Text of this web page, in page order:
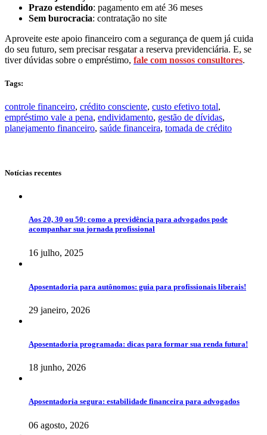
Prazo estendido: pagamento em até 36 meses
Sem burocracia: contratação no site
Aproveite este apoio financeiro com a segurança de quem já cuida
do seu futuro, sem precisar resgatar a reserva previdenciária. E, se
tiver dúvidas sobre o empréstimo, fale com nossos consultores.
Tags:
controle financeiro, crédito consciente, custo efetivo total,
empréstimo vale a pena, endividamento, gestão de dívidas,
planejamento financeiro, saúde financeira, tomada de crédito
Notícias recentes
Aos 20, 30 ou 50: como a previdência para advogados pode
acompanhar sua jornada profissional
16 julho, 2025
Aposentadoria para autônomos: guia para profissionais liberais!
29 janeiro, 2026
Aposentadoria programada: dicas para formar sua renda futura!
18 junho, 2026
Aposentadoria segura: estabilidade financeira para advogados
06 agosto, 2026